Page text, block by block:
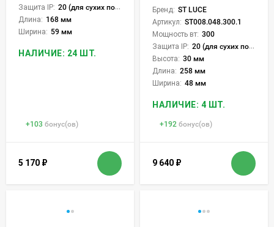
Защита IP: 20 (для сухих пом.)
Длина: 168 мм
Ширина: 59 мм
НАЛИЧИЕ: 24 ШТ.
+103 бонус(ов)
5 170 ₽
Бренд: ST LUCE
Артикул: ST008.048.300.1
Мощность вт: 300
Защита IP: 20 (для сухих пом.)
Высота: 30 мм
Длина: 258 мм
Ширина: 48 мм
НАЛИЧИЕ: 4 ШТ.
+192 бонус(ов)
9 640 ₽